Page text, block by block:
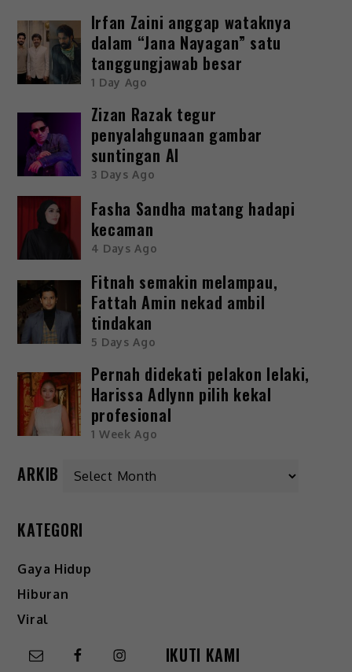
Irfan Zaini anggap wataknya
dalam “Jana Nayagan” satu
tanggungjawab besar
1 Day Ago
Zizan Razak tegur
penyalahgunaan gambar
suntingan AI
3 Days Ago
Fasha Sandha matang hadapi
kecaman
4 Days Ago
Fitnah semakin melampau,
Fattah Amin nekad ambil
tindakan
5 Days Ago
Pernah didekati pelakon lelaki,
Harissa Adlynn pilih kekal
profesional
1 Week Ago
ARKIB
KATEGORI
Gaya Hidup
Hiburan
Viral
IKUTI KAMI